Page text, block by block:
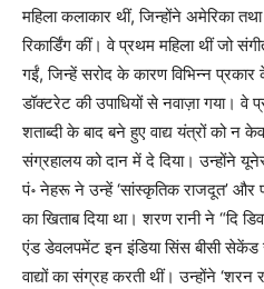
महिला कलाकार थीं, जिन्होंने अमेरिका
रिकार्डिंग कीं। वे प्रथम महिला थीं जो
गईं, जिन्हें सरोद के कारण विभिन्न‍
डॉक्टरेट की उपाधियों से नवाज़ा गया। वे
शताब्दी के बाद बने हुए वाद्य यंत्रों को न
संग्रहालय को दान में दे दिया। उन्होंने
पं॰ नेहरू ने उन्हें ‘सांस्कृतिक राजदूत’ और
का खिताब दिया था। शरण रानी ने “दि
एंड डेवलपमेंट इन इंडिया सिंस बीसी सेकेंड
वाद्यों का संग्रह करती थीं। उन्होंने ‘शरन